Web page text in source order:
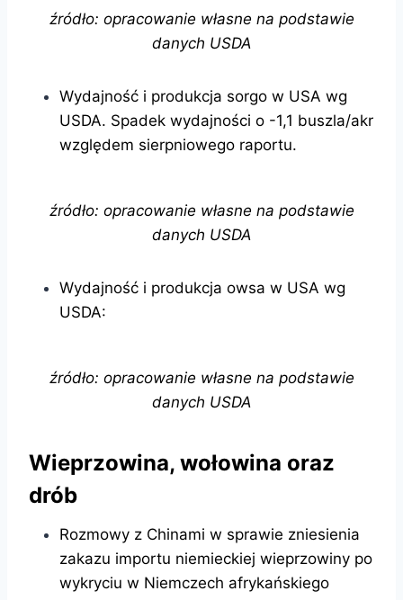
źródło: opracowanie własne na podstawie
danych USDA
Wydajność i produkcja sorgo w USA wg
USDA. Spadek wydajności o -1,1 buszla/akr
względem sierpniowego raportu.
źródło: opracowanie własne na podstawie
danych USDA
Wydajność i produkcja owsa w USA wg
USDA:
źródło: opracowanie własne na podstawie
danych USDA
Wieprzowina, wołowina oraz
drób
Rozmowy z Chinami w sprawie zniesienia
zakazu importu niemieckiej wieprzowiny po
wykryciu w Niemczech afrykańskiego